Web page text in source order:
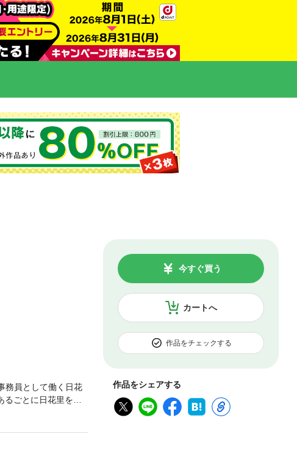
カートへ
今すぐ買う
作品をチェックする
作品をシェアする
務員として働く日花
ごとに日花里を呼
係を続けた八年。